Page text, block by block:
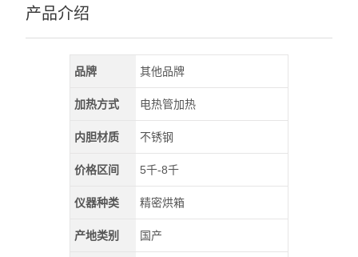
产品介绍
品牌 其他品牌
加热方式 电热管加热
内胆材质 不锈钢
价格区间 5千-8千
仪器种类 精密烘箱
产地类别 国产